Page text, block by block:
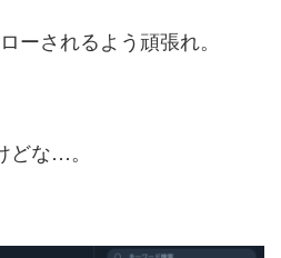
ーされるよう頑張れ。
どな…。